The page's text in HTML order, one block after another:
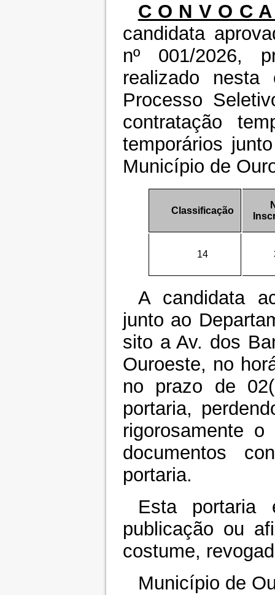
C O N V O C
candidata
nº 001/2026,
realizado
Processo
contratação
temporários
Município de
Classificação
14
A candidata
junto ao
sito a Av. dos
Ouroeste, no
no prazo de
portaria,
rigorosamente
documentos
portaria.
Esta
publicação ou
costume,
Município de